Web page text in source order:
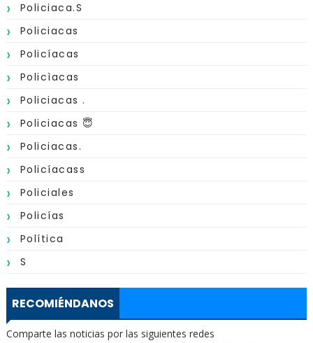
Policiaca.s
Policiacas
Policíacas
Policìacas
Policiacas .
Policiacas 😇
Policiacas.
Policíacass
Policiales
Policías
Política
S
RECOMIÉNDANOS
Comparte las noticias por las siguientes redes